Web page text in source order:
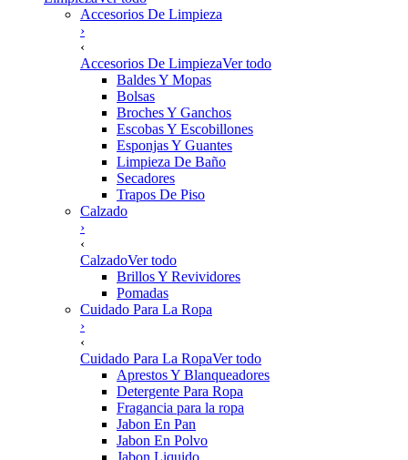
Accesorios De Limpieza
›
‹
Accesorios De LimpiezaVer todo
Baldes Y Mopas
Bolsas
Broches Y Ganchos
Escobas Y Escobillones
Esponjas Y Guantes
Limpieza De Baño
Secadores
Trapos De Piso
Calzado
›
‹
CalzadoVer todo
Brillos Y Revividores
Pomadas
Cuidado Para La Ropa
›
‹
Cuidado Para La RopaVer todo
Aprestos Y Blanqueadores
Detergente Para Ropa
Fragancia para la ropa
Jabon En Pan
Jabon En Polvo
Jabon Liquido